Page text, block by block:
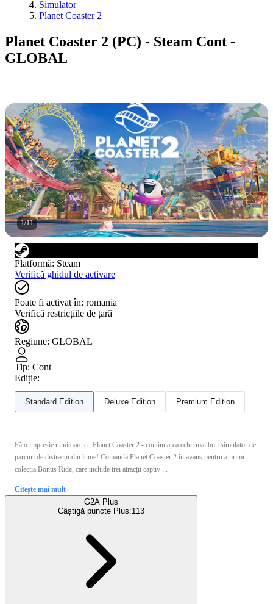
Simulator
Planet Coaster 2
Planet Coaster 2 (PC) - Steam Cont -
GLOBAL
1/11
Platformă: Steam
Verifică ghidul de activare
Poate fi activat în: romania
Verifică restricțiile de țară
Regiune: GLOBAL
Tip: Cont
Ediție:
Standard Edition Deluxe Edition Premium Edition
Fă o impresie uimitoare cu Planet Coaster 2 - continuarea celui mai bun simulator de
parcuri de distracții din lume! Comandă Planet Coaster 2 în avans pentru a primi
colecția Bonus Ride, care include trei atracții captiv ...
Citește mai mult
G2A Plus
Câștigă puncte Plus:113